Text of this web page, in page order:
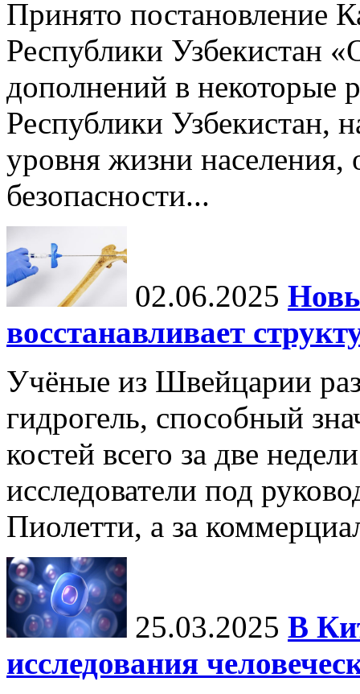
Принято постановление
Республики Узбекистан
дополнений в некоторые
Республики Узбекистан,
уровня жизни населения,
безопасности...
02.06.2025
восстанавливает
Учёные из Швейцарии
гидрогель, способный
костей всего за две
исследователи под
Пиолетти, а за
25.03.2025 В
исследования